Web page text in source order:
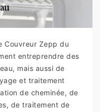
Couvreur Zepp du
entreprendre des
mais aussi de
et traitement
de cheminée, de
de traitement de